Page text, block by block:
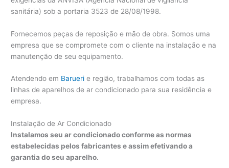
sanitária) sob a portaria 3523 de 28/08/1998.
Fornecemos peças de reposição e mão de obra. Somos uma
empresa que se compromete com o cliente na instalação e na
manutenção de seu equipamento.
Atendendo em Barueri e região, trabalhamos com todas as
linhas de aparelhos de ar condicionado para sua residência e
empresa.
Instalação de Ar Condicionado
Instalamos seu ar condicionado conforme as normas
estabelecidas pelos fabricantes e assim efetivando a
garantia do seu aparelho.